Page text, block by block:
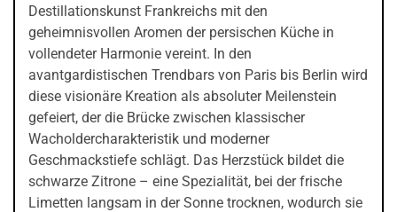
Destillationskunst Frankreichs mit den
geheimnisvollen Aromen der persischen Küche in
vollendeter Harmonie vereint. In den
avantgardistischen Trendbars von Paris bis Berlin wird
diese visionäre Kreation als absoluter Meilenstein
gefeiert, der die Brücke zwischen klassischer
Wacholdercharakteristik und moderner
Geschmackstiefe schlägt. Das Herzstück bildet die
schwarze Zitrone – eine Spezialität, bei der frische
Limetten langsam in der Sonne trocknen, wodurch sie